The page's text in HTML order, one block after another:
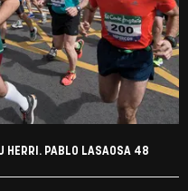
HERRI. PABLO LASAOSA 48